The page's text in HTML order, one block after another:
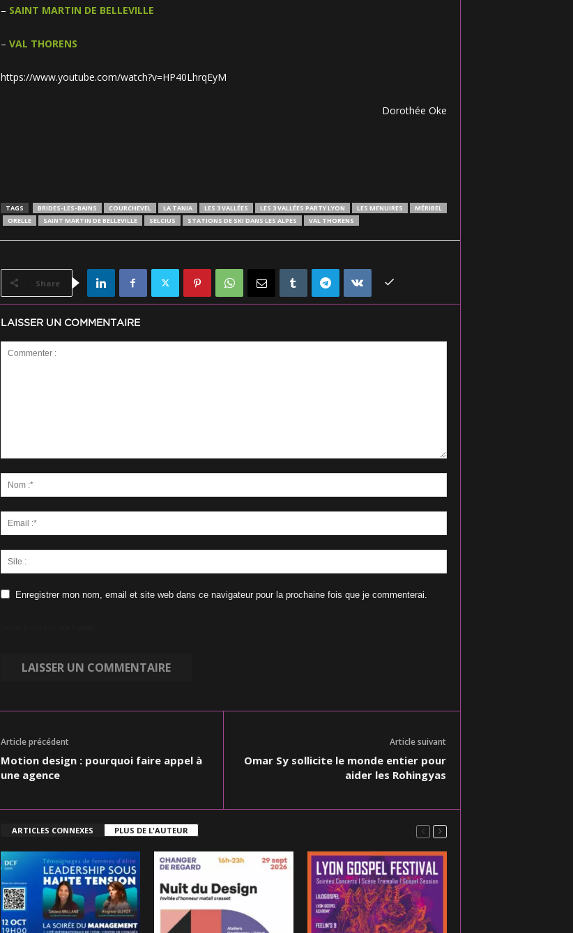
– SAINT MARTIN DE BELLEVILLE
– VAL THORENS
https://www.youtube.com/watch?v=HP40LhrqEyM
Dorothée Oke
TAGS BRIDES-LES-BAINS COURCHEVEL LA TANIA LES 3 VALLÉES LES 3 VALLÉES PARTY LYON LES MENUIRES
MÉRIBEL
ORELLE
SAINT MARTIN DE BELLEVILLE SELCIUS STATIONS DE SKI DANS LES ALPES VAL THORENS
Share
LAISSER UN COMMENTAIRE
Enregistrer mon nom, email et site web dans ce navigateur pour la prochaine fois que je commenterai.
Article précédent
Motion design : pourquoi faire appel à
une agence
Article suivant
Omar Sy sollicite le monde entier pour
aider les Rohingyas
ARTICLES CONNEXES PLUS DE L'AUTEUR